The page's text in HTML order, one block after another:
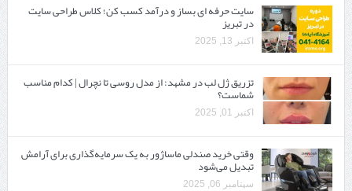
سایت حرفه ‌ای بساز و درآمد کسب کن؛ کلاس طراحی سایت
در تبریز
اکتبر 13, 2025
تزریق ژل لب در مشهد: از مدل روسی تا نچرال | کدام مناسب
شماست؟
اکتبر 01, 2025
وقتی خرید صندلی ماساژور به یک سرمایه‌گذاری برای آرامش
تبدیل می‌شود
سپتامبر 06, 2025